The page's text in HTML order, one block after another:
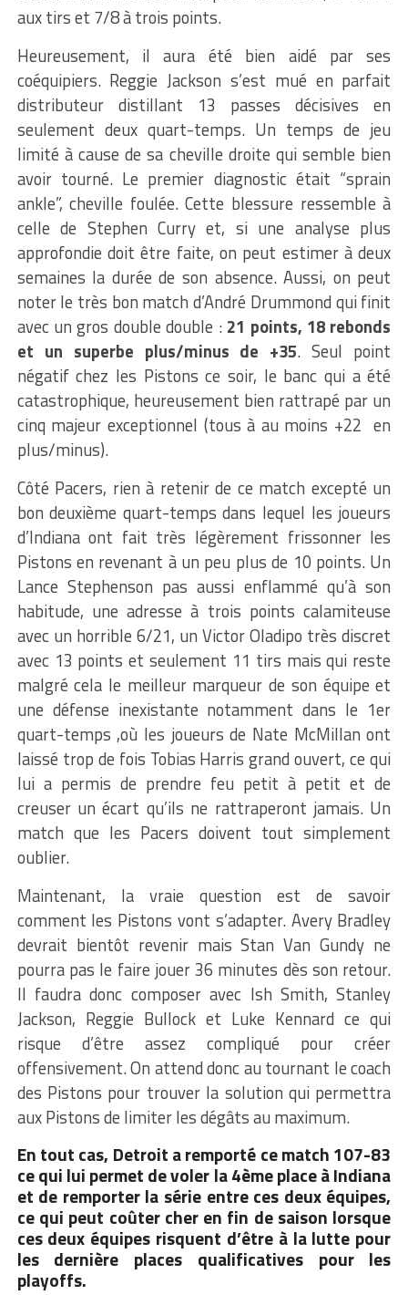
aux tirs et 7/8 à trois points.
Heureusement, il aura été bien aidé par ses
coéquipiers. Reggie Jackson s’est mué en parfait
distributeur distillant 13 passes décisives en
seulement deux quart-temps. Un temps de jeu
limité à cause de sa cheville droite qui semble bien
avoir tourné. Le premier diagnostic était “sprain
ankle”, cheville foulée. Cette blessure ressemble à
celle de Stephen Curry et, si une analyse plus
approfondie doit être faite, on peut estimer à deux
semaines la durée de son absence. Aussi, on peut
noter le très bon match d’André Drummond qui finit
avec un gros double double : 21 points, 18 rebonds
et un superbe plus/minus de +35. Seul point
négatif chez les Pistons ce soir, le banc qui a été
catastrophique, heureusement bien rattrapé par un
cinq majeur exceptionnel (tous à au moins +22 en
plus/minus).
Côté Pacers, rien à retenir de ce match excepté un
bon deuxième quart-temps dans lequel les joueurs
d’Indiana ont fait très légèrement frissonner les
Pistons en revenant à un peu plus de 10 points. Un
Lance Stephenson pas aussi enflammé qu’à son
habitude, une adresse à trois points calamiteuse
avec un horrible 6/21, un Victor Oladipo très discret
avec 13 points et seulement 11 tirs mais qui reste
malgré cela le meilleur marqueur de son équipe et
une défense inexistante notamment dans le 1er
quart-temps ,où les joueurs de Nate McMillan ont
laissé trop de fois Tobias Harris grand ouvert, ce qui
lui a permis de prendre feu petit à petit et de
creuser un écart qu’ils ne rattraperont jamais. Un
match que les Pacers doivent tout simplement
oublier.
Maintenant, la vraie question est de savoir
comment les Pistons vont s’adapter. Avery Bradley
devrait bientôt revenir mais Stan Van Gundy ne
pourra pas le faire jouer 36 minutes dès son retour.
Il faudra donc composer avec Ish Smith, Stanley
Jackson, Reggie Bullock et Luke Kennard ce qui
risque d’être assez compliqué pour créer
offensivement. On attend donc au tournant le coach
des Pistons pour trouver la solution qui permettra
aux Pistons de limiter les dégâts au maximum.
En tout cas, Detroit a remporté ce match 107-83
ce qui lui permet de voler la 4ème place à Indiana
et de remporter la série entre ces deux équipes,
ce qui peut coûter cher en fin de saison lorsque
ces deux équipes risquent d’être à la lutte pour
les dernière places qualificatives pour les
playoffs.